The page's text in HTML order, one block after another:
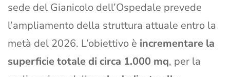
sede del Gianicolo dell’Ospedale prevede
l’ampliamento della struttura attuale entro la
metà del 2026. L’obiettivo è incrementare la
superficie totale di circa 1.000 mq, per la